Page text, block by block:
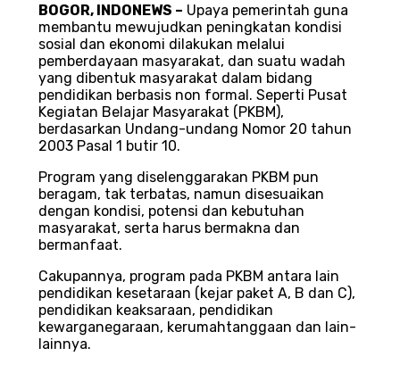
BOGOR, INDONEWS – Upaya pemerintah guna
membantu mewujudkan peningkatan kondisi
sosial dan ekonomi dilakukan melalui
pemberdayaan masyarakat, dan suatu wadah
yang dibentuk masyarakat dalam bidang
pendidikan berbasis non formal. Seperti Pusat
Kegiatan Belajar Masyarakat (PKBM),
berdasarkan Undang-undang Nomor 20 tahun
2003 Pasal 1 butir 10.
Program yang diselenggarakan PKBM pun
beragam, tak terbatas, namun disesuaikan
dengan kondisi, potensi dan kebutuhan
masyarakat, serta harus bermakna dan
bermanfaat.
Cakupannya, program pada PKBM antara lain
pendidikan kesetaraan (kejar paket A, B dan C),
pendidikan keaksaraan, pendidikan
kewarganegaraan, kerumahtanggaan dan lain-
lainnya.